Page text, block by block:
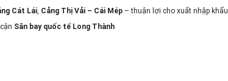
Cát Lái, Cảng Thị Vải – Cái Mép– thuận lợi cho xuất nhập khẩu
Sân bay quốc tế Long Thành